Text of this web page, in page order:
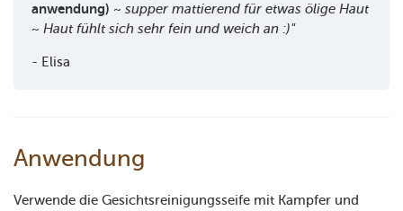
anwendung) ~ supper mattierend für etwas ölige Haut
~ Haut fühlt sich sehr fein und weich an :)"
- Elisa
Anwendung
Verwende die Gesichtsreinigungsseife mit Kampfer und